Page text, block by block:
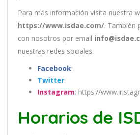
Para más información visita nuestra
https://www.isdae.com/. También
con nosotros por email
nuestras redes sociales:
Facebook:
Twitter:
Instagram: https://
Horarios de